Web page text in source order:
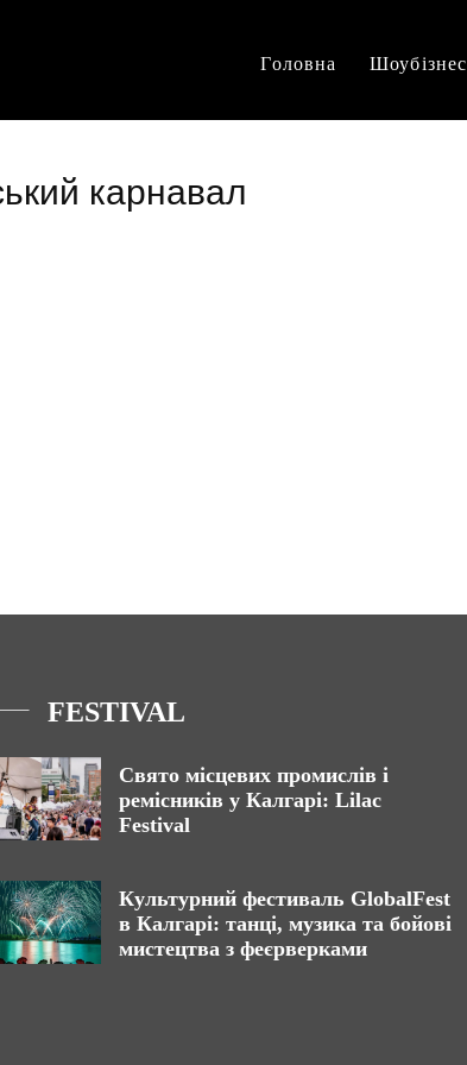
Головна Шоубізнес
карнавал
FESTIVAL
Свято місцевих промислів і
ремісників у Калгарі: Lilac
Festival
Культурний фестиваль GlobalFest
в Калгарі: танці, музика та бойові
мистецтва з феєрверками